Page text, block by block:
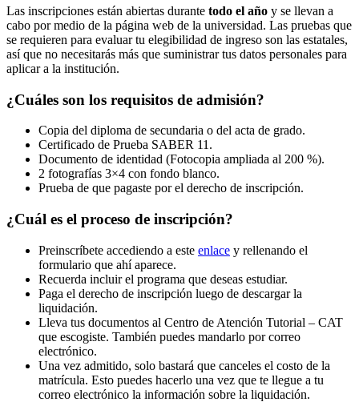
Las inscripciones están abiertas durante todo el año y se llevan a
cabo por medio de la página web de la universidad. Las pruebas que
se requieren para evaluar tu elegibilidad de ingreso son las estatales,
así que no necesitarás más que suministrar tus datos personales para
aplicar a la institución.
¿Cuáles son los requisitos de admisión?
Copia del diploma de secundaria o del acta de grado.
Certificado de Prueba SABER 11.
Documento de identidad (Fotocopia ampliada al 200 %).
2 fotografías 3×4 con fondo blanco.
Prueba de que pagaste por el derecho de inscripción.
¿Cuál es el proceso de inscripción?
Preinscríbete accediendo a este enlace y rellenando el
formulario que ahí aparece.
Recuerda incluir el programa que deseas estudiar.
Paga el derecho de inscripción luego de descargar la
liquidación.
Lleva tus documentos al Centro de Atención Tutorial – CAT
que escogiste. También puedes mandarlo por correo
electrónico.
Una vez admitido, solo bastará que canceles el costo de la
matrícula. Esto puedes hacerlo una vez que te llegue a tu
correo electrónico la información sobre la liquidación.